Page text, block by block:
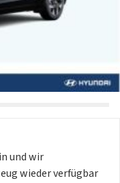
und wir
wieder verfügbar